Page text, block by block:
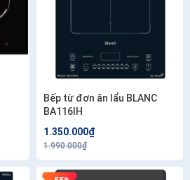
Bếp từ đơn ăn lẩu BLANC
BA116IH
1.350.000₫
1.990.000₫